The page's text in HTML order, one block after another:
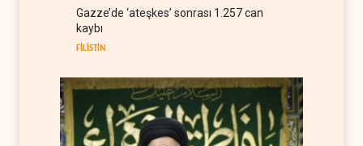
Hava gücü Trump'ın
Gazze’de ‘ateşkes’ sonrası 1.257 can
kaybı
FİLİSTİN